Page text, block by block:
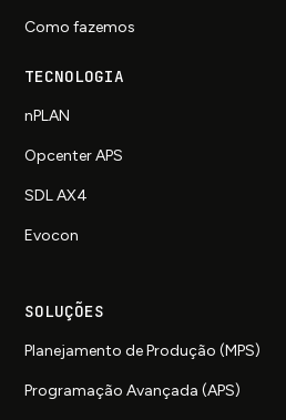
Como fazemos
TECNOLOGIA
nPLAN
Opcenter APS
SDL AX4
Evocon
SOLUÇÕES
Planejamento de Produção (MPS)
Programação Avançada (APS)